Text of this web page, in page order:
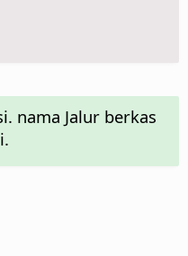
nama Jalur berkas